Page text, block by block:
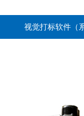
视觉打标软件（